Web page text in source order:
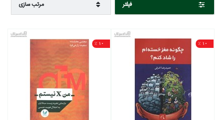
فيلتر مرتب سازي
10 %
10 %